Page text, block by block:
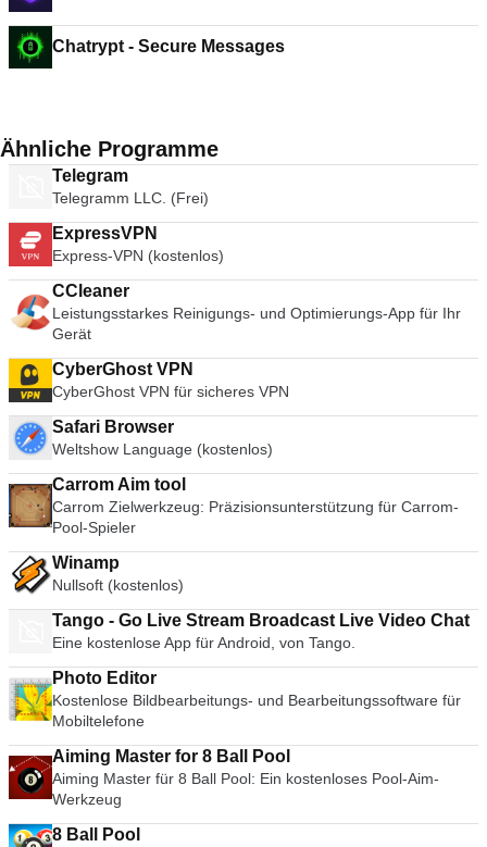
Chatrypt - Secure Messages
Ähnliche Programme
Telegram
Telegramm LLC. (Frei)
ExpressVPN
Express-VPN (kostenlos)
CCleaner
Leistungsstarkes Reinigungs- und Optimierungs-App für Ihr
Gerät
CyberGhost VPN
CyberGhost VPN für sicheres VPN
Safari Browser
Weltshow Language (kostenlos)
Carrom Aim tool
Carrom Zielwerkzeug: Präzisionsunterstützung für Carrom-
Pool-Spieler
Winamp
Nullsoft (kostenlos)
Tango - Go Live Stream Broadcast Live Video Chat
Eine kostenlose App für Android, von Tango.
Photo Editor
Kostenlose Bildbearbeitungs- und Bearbeitungssoftware für
Mobiltelefone
Aiming Master for 8 Ball Pool
Aiming Master für 8 Ball Pool: Ein kostenloses Pool-Aim-
Werkzeug
8 Ball Pool